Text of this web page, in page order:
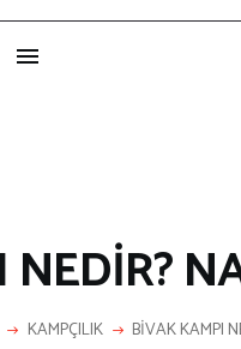
KAMPÇILIK BİVAK KAMPI